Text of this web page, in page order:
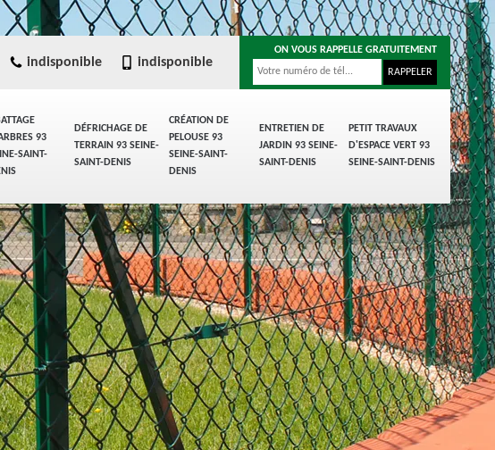
93
SAINT-
DÉFRICHAGE DE
TERRAIN 93 SEINE-
SAINT-DENIS
CRÉATION DE
PELOUSE 93
SEINE-SAINT-
DENIS
ENTRETIEN DE
JARDIN 93 SEINE-
SAINT-DENIS
PETIT TRAVAUX
D'ESPACE VERT 93
SEINE-SAINT-DENIS
indisponible indisponible
ON VOUS RAPPELLE GRATUITEMENT